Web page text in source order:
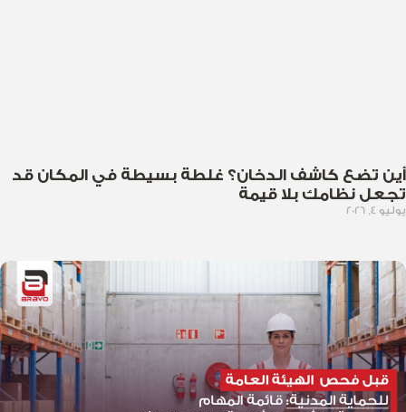
أين تضع كاشف الدخان؟ غلطة بسيطة في المكان قد
تجعل نظامك بلا قيمة
يوليو 4, 2026